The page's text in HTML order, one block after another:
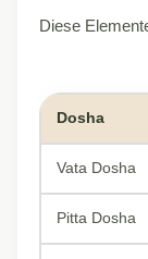
Diese
Dosha
Vata Dosha
Pitta Dosha